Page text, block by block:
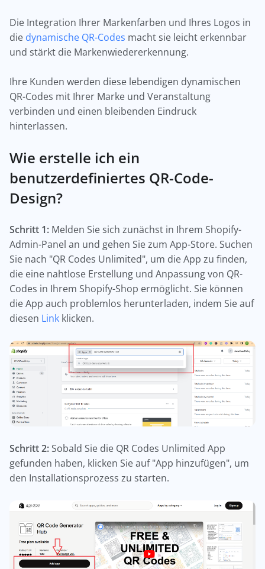
Die Integration Ihrer Markenfarben und Ihres Logos in
die dynamische QR-Codes macht sie leicht erkennbar
und stärkt die Markenwiedererkennung.
Ihre Kunden werden diese lebendigen dynamischen
QR-Codes mit Ihrer Marke und Veranstaltung
verbinden und einen bleibenden Eindruck
hinterlassen.
Wie erstelle ich ein
benutzerdefiniertes QR-Code-
Design?
Schritt 1: Melden Sie sich zunächst in Ihrem Shopify-
Admin-Panel an und gehen Sie zum App-Store. Suchen
Sie nach "QR Codes Unlimited", um die App zu finden,
die eine nahtlose Erstellung und Anpassung von QR-
Codes in Ihrem Shopify-Shop ermöglicht. Sie können
die App auch problemlos herunterladen, indem Sie auf
diesen Link klicken.
Schritt 2: Sobald Sie die QR Codes Unlimited App
gefunden haben, klicken Sie auf "App hinzufügen", um
den Installationsprozess zu starten.